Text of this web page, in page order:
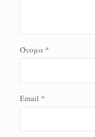
Όνομα *
Email *